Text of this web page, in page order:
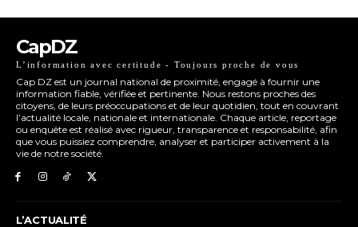
CapDZ
L’information avec certitude - Toujours proche de vous
Cap DZ est un journal national de proximité, engagé à fournir une
information fiable, vérifiée et pertinente. Nous restons proches des
citoyens, de leurs préoccupations et de leur quotidien, tout en couvrant
l’actualité locale, nationale et internationale. Chaque article, reportage
ou enquête est réalisé avec rigueur, transparence et responsabilité, afin
que vous puissiez comprendre, analyser et participer activement à la
vie de notre société.
L’ACTUALITÉ